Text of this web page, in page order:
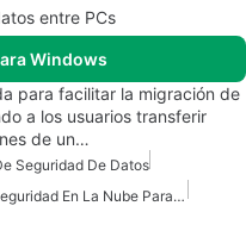
entre PCs
Windows
para facilitar la migración de
a los usuarios transferir
de un…
Seguridad De Datos
Copia De Seguridad En La Nube Para Windows